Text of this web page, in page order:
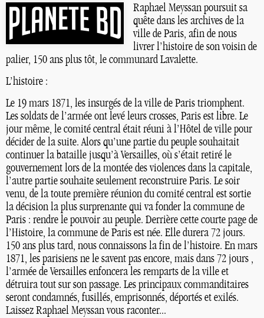
Raphael Meyssan poursuit sa
quête dans les archives de la
ville de Paris, afin de nous
livrer l’histoire de son voisin de
palier, 150 ans plus tôt, le communard Lavalette.
L’histoire :
Le 19 mars 1871, les insurgés de la ville de Paris triomphent.
Les soldats de l’armée ont levé leurs crosses, Paris est libre. Le
jour même, le comité central était réuni à l’Hôtel de ville pour
décider de la suite. Alors qu’une partie du peuple souhaitait
continuer la bataille jusqu’à Versailles, où s’était retiré le
gouvernement lors de la montée des violences dans la capitale,
l’autre partie souhaite seulement reconstruire Paris. Le soir
venu, de la toute première réunion du comité central est sortie
la décision la plus surprenante qui va fonder la commune de
Paris : rendre le pouvoir au peuple. Derrière cette courte page de
l’Histoire, la commune de Paris est née. Elle durera 72 jours.
150 ans plus tard, nous connaissons la fin de l’histoire. En mars
1871, les parisiens ne le savent pas encore, mais dans 72 jours ,
l’armée de Versailles enfoncera les remparts de la ville et
détruira tout sur son passage. Les principaux commanditaires
seront condamnés, fusillés, emprisonnés, déportés et exilés.
Laissez Raphael Meyssan vous raconter...